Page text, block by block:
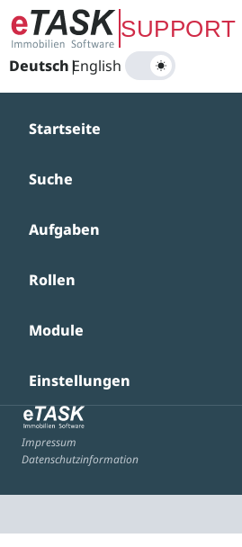
Zum Hauptinhalt springen
Deutsch|
English
Startseite
Suche
Aufgaben
Rollen
Module
Einstellungen
Impressum
Datenschutzinformation